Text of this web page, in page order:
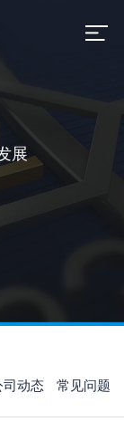
展
司动态 常见问题